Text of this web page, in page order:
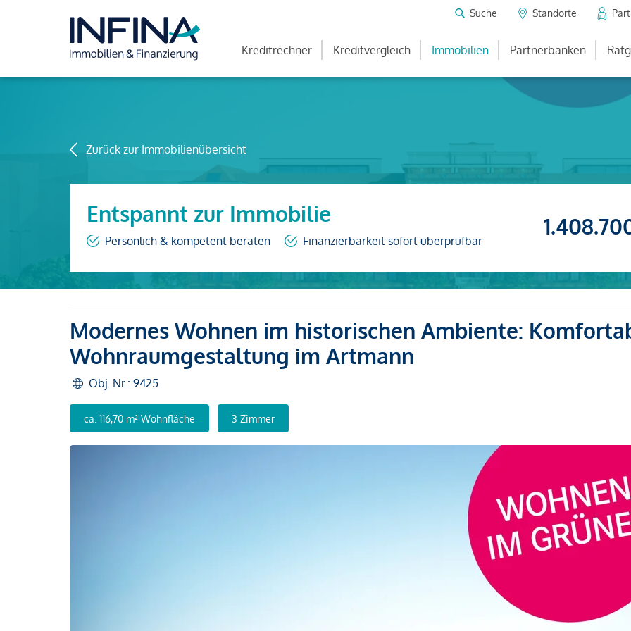
Suche Standorte
Kreditrechner Kreditvergleich Immobilien Partnerbanken
Zurück zur Immobilienübersicht
Entspannt zur Immobilie
Persönlich & kompetent beraten Finanzierbarkeit sofort überprüfbar
Modernes Wohnen im historischen Ambiente:
Wohnraumgestaltung im Artmann
Obj. Nr.: 9425
ca. 116,70 m² Wohnfläche 3 Zimmer